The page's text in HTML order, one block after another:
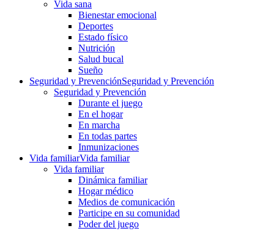
Vida sana
Bienestar emocional
Deportes
Estado físico
Nutrición
Salud bucal
Sueño
Seguridad y PrevenciónSeguridad y Prevención
Seguridad y Prevención
Durante el juego
En el hogar
En marcha
En todas partes
Inmunizaciones
Vida familiarVida familiar
Vida familiar
Dinámica familiar
Hogar médico
Medios de comunicación
Participe en su comunidad
Poder del juego